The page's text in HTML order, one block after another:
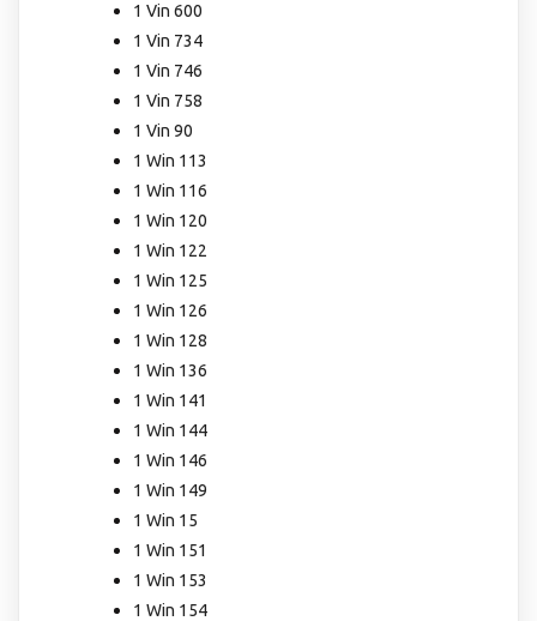
1 Vin 600
1 Vin 734
1 Vin 746
1 Vin 758
1 Vin 90
1 Win 113
1 Win 116
1 Win 120
1 Win 122
1 Win 125
1 Win 126
1 Win 128
1 Win 136
1 Win 141
1 Win 144
1 Win 146
1 Win 149
1 Win 15
1 Win 151
1 Win 153
1 Win 154